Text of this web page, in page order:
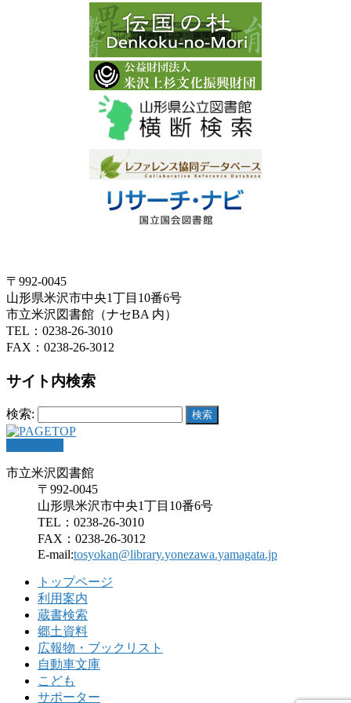
〒992-0045
山形県米沢市中央1丁目10番6号
市立米沢図書館（ナセBA 内）
TEL：0238-26-3010
FAX：0238-26-3012
サイト内検索
検索:
市立米沢図書館
〒992-0045
山形県米沢市中央1丁目10番6号
TEL：0238-26-3010
FAX：0238-26-3012
E-mail:tosyokan@library.yonezawa.yamagata.jp
トップページ
利用案内
蔵書検索
郷土資料
広報物・ブックリスト
自動車文庫
こども
サポーター